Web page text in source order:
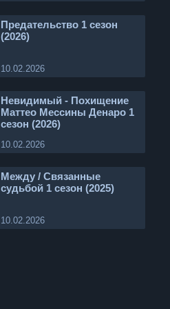
Предательство 1 сезон
(2026)
10.02.2026
Невидимый - Похищение
Маттео Мессины Денаро 1
сезон (2026)
10.02.2026
Между / Связанные
судьбой 1 сезон (2025)
10.02.2026